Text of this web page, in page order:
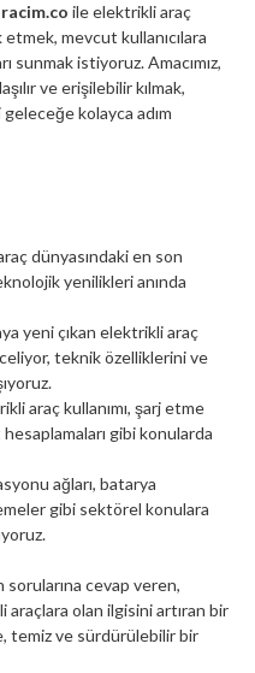
ile elektrikli araç
mevcut kullanıcılara
sunmak istiyoruz. Amacımız,
ve erişilebilir kılmak,
kolayca adım
dünyasındaki en son
yenilikleri anında
yeni çıkan elektrikli araç
teknik özelliklerini ve
araç kullanımı, şarj etme
gibi konularda
ağları, batarya
gibi sektörel konulara
sorularına cevap veren,
araçlara olan ilgisini artıran bir
temiz ve sürdürülebilir bir